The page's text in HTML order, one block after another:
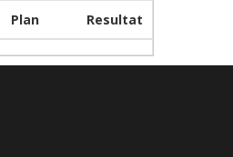
Plan Resultat